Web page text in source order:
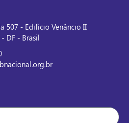
507 - Edifício Venâncio II
DF - Brasil